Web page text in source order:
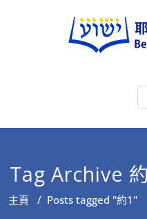
Tag Archive
主頁 / Posts tagged "約1"